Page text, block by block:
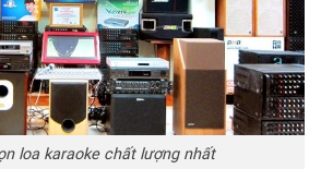
loa karaoke chất lượng nhất